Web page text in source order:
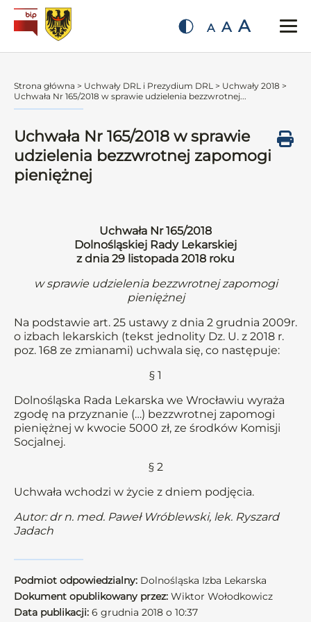
A A A
Strona główna > Uchwały DRL i Prezydium DRL > Uchwały 2018 >
Uchwała Nr 165/2018 w sprawie udzielenia bezzwrotnej...
Uchwała Nr 165/2018 w sprawie
udzielenia bezzwrotnej zapomogi
pieniężnej
Uchwała Nr 165/2018
Dolnośląskiej Rady Lekarskiej
z dnia 29 listopada 2018 roku
w sprawie udzielenia bezzwrotnej zapomogi
pieniężnej
Na podstawie art. 25 ustawy z dnia 2 grudnia 2009r.
o izbach lekarskich (tekst jednolity Dz. U. z 2018 r.
poz. 168 ze zmianami) uchwala się, co następuje:
§ 1
Dolnośląska Rada Lekarska we Wrocławiu wyraża
zgodę na przyznanie (…) bezzwrotnej zapomogi
pieniężnej w kwocie 5000 zł, ze środków Komisji
Socjalnej.
§ 2
Uchwała wchodzi w życie z dniem podjęcia.
Autor: dr n. med. Paweł Wróblewski, lek. Ryszard
Jadach
Podmiot odpowiedzialny: Dolnośląska Izba Lekarska
Dokument opublikowany przez: Wiktor Wołodkowicz
Data publikacji: 6 grudnia 2018 o 10:37